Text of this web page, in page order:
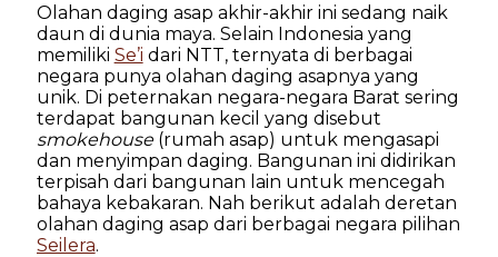
Olahan daging asap akhir-akhir ini sedang naik
daun di dunia maya. Selain Indonesia yang
memiliki Se’i dari NTT, ternyata di berbagai
negara punya olahan daging asapnya yang
unik. Di peternakan negara-negara Barat sering
terdapat bangunan kecil yang disebut
smokehouse(rumah asap) untuk mengasapi
dan menyimpan daging. Bangunan ini didirikan
terpisah dari bangunan lain untuk mencegah
bahaya kebakaran. Nah berikut adalah deretan
olahan daging asap dari berbagai negara pilihan
Seilera.